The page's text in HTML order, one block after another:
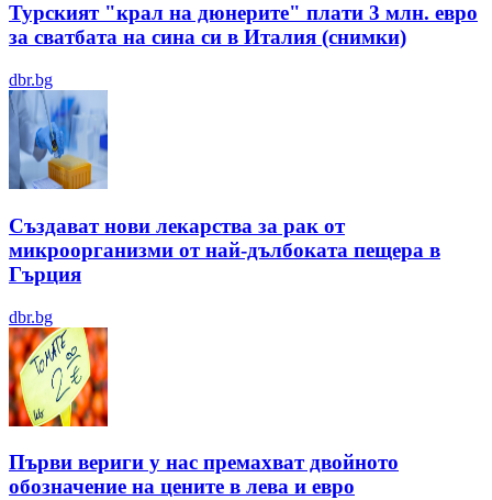
Турският "крал на дюнерите" плати 3 млн. евро
за сватбата на сина си в Италия (снимки)
dbr.bg
Създават нови лекарства за рак от
микроорганизми от най-дълбоката пещера в
Гърция
dbr.bg
Първи вериги у нас премахват двойното
обозначение на цените в лева и евро